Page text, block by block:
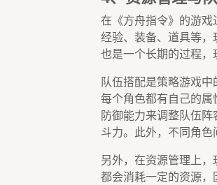
在《方舟指令》的游
经验、装备、道具等
也是一个长期的过程，
队伍搭配是策略游戏
每个角色都有自己的
防御能力来调整队伍
斗力。此外，不同角色
另外，在资源管理上，
都会消耗一定的资源